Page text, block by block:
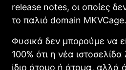
release notes, οι οποίες
το παλιό domain
Φυσικά δεν μπορούμε να
100% ότι η νέα ιστοσελίδα
ίδιο άτομο ή άτομα, αλλά